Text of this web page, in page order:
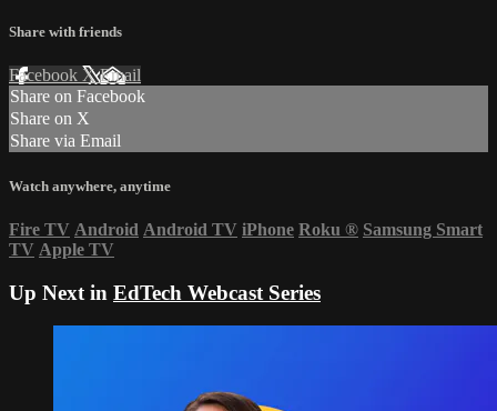
Share with friends
Facebook XEmail
Share on Facebook
Share on X
Share via Email
Watch anywhere, anytime
Fire TV Android Android TV iPhone Roku ® Samsung Smart
TV Apple TV
Up Next in EdTech Webcast Series